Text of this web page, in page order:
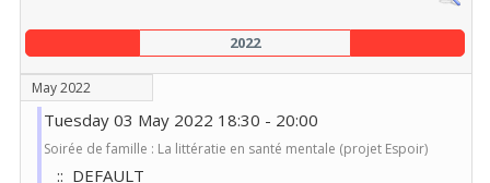
2022
May 2022
Tuesday 03 May 2022 18:30 - 20:00
Soirée de famille : La littératie en santé mentale (projet Espoir)
:: DEFAULT